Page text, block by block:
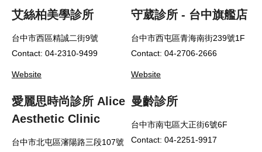
艾絲柏美學診所
台中市西區精誠二街9號
Contact: 04-2310-9499
Website
守葳診所 - 台中旗艦店
台中市西屯區青海南街239號1F
Contact: 04-2706-2666
Website
愛麗思時尚診所 Alice
Aesthetic Clinic
台中市北屯區瀋陽路三段107號
曼齡診所
台中市南屯區大正街6號6F
Contact: 04-2251-9917